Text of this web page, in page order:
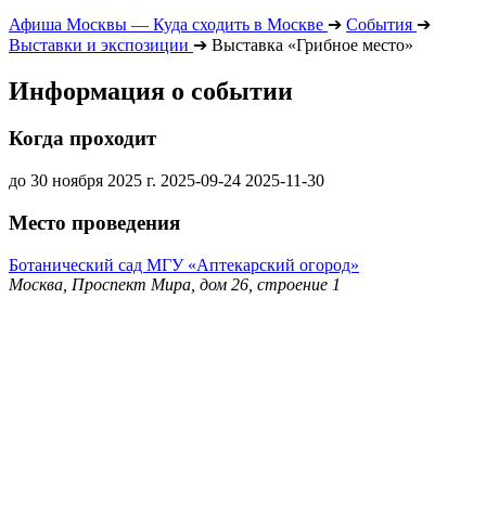
Афиша Москвы — Куда сходить в Москве ➔ События ➔
Выставки и экспозиции ➔ Выставка «Грибное место»
Информация о событии
Когда проходит
до 30 ноября 2025 г. 2025-09-24 2025-11-30
Место проведения
Ботанический сад МГУ «Аптекарский огород»
Москва, Проспект Мира, дом 26, строение 1